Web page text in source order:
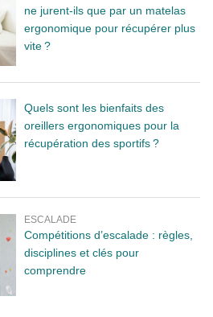
ne jurent-ils que par un matelas
ergonomique pour récupérer plus
vite ?
Quels sont les bienfaits des
oreillers ergonomiques pour la
récupération des sportifs ?
ESCALADE
Compétitions d’escalade : règles,
disciplines et clés pour
comprendre